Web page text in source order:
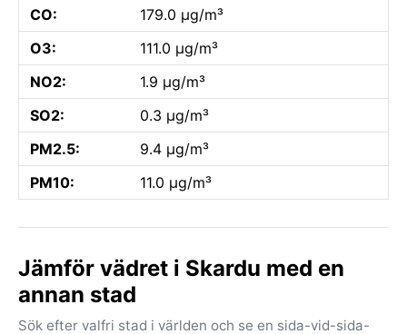
CO:
179.0 µg/m³
O3:
111.0 µg/m³
NO2:
1.9 µg/m³
SO2:
0.3 µg/m³
PM2.5:
9.4 µg/m³
PM10:
11.0 µg/m³
Jämför vädret i Skardu med en
annan stad
Sök efter valfri stad i världen och se en sida-vid-sida-